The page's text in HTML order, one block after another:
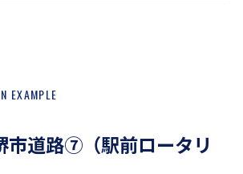
EXAMPLE
道路⑦（駅前ロータリ